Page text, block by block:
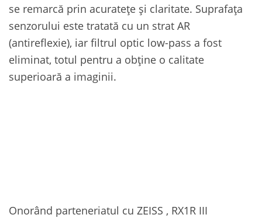
se remarcă prin acuratețe și claritate. Suprafața
senzorului este tratată cu un strat AR
(antireflexie), iar filtrul optic low-pass a fost
eliminat, totul pentru a obține o calitate
superioară a imaginii.
Onorând parteneriatul cu ZEISS , RX1R III